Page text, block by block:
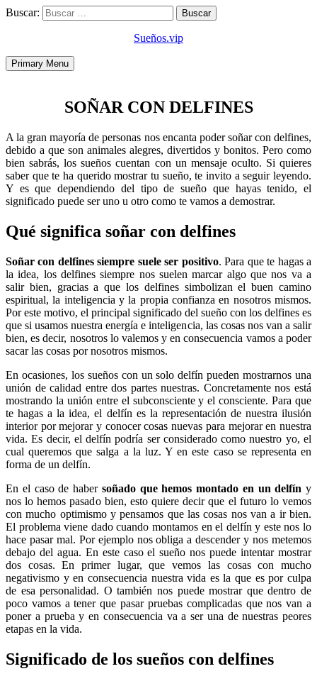
Buscar:
Sueños.vip
Primary Menu
SOÑAR CON DELFINES
A la gran mayoría de personas nos encanta poder soñar con delfines,
debido a que son animales alegres, divertidos y bonitos. Pero como
bien sabrás, los sueños cuentan con un mensaje oculto. Si quieres
saber que te ha querido mostrar tu sueño, te invito a seguir leyendo.
Y es que dependiendo del tipo de sueño que hayas tenido, el
significado puede ser uno u otro como te vamos a demostrar.
Qué significa soñar con delfines
Soñar con delfines siempre suele ser positivo. Para que te hagas a
la idea, los delfines siempre nos suelen marcar algo que nos va a
salir bien, gracias a que los delfines simbolizan el buen camino
espiritual, la inteligencia y la propia confianza en nosotros mismos.
Por este motivo, el principal significado del sueño con los delfines es
que si usamos nuestra energía e inteligencia, las cosas nos van a salir
bien, es decir, nosotros lo valemos y en consecuencia vamos a poder
sacar las cosas por nosotros mismos.
En ocasiones, los sueños con un solo delfín pueden mostrarnos una
unión de calidad entre dos partes nuestras. Concretamente nos está
mostrando la unión entre el subconsciente y el consciente. Para que
te hagas a la idea, el delfín es la representación de nuestra ilusión
interior por mejorar y conocer cosas nuevas para mejorar en nuestra
vida. Es decir, el delfín podría ser considerado como nuestro yo, el
cual queremos que salga a la luz. Y en este caso se representa en
forma de un delfín.
En el caso de haber soñado que hemos montado en un delfín y
nos lo hemos pasado bien, esto quiere decir que el futuro lo vemos
con mucho optimismo y pensamos que las cosas nos van a ir bien.
El problema viene dado cuando montamos en el delfín y este nos lo
hace pasar mal. Por ejemplo nos obliga a descender y nos metemos
debajo del agua. En este caso el sueño nos puede intentar mostrar
dos cosas. En primer lugar, que vemos las cosas con mucho
negativismo y en consecuencia nuestra vida es la que es por culpa
de esa personalidad. O también nos puede mostrar que dentro de
poco vamos a tener que pasar pruebas complicadas que nos van a
poner a prueba y en consecuencia va a ser una de nuestras peores
etapas en la vida.
Significado de los sueños con delfines